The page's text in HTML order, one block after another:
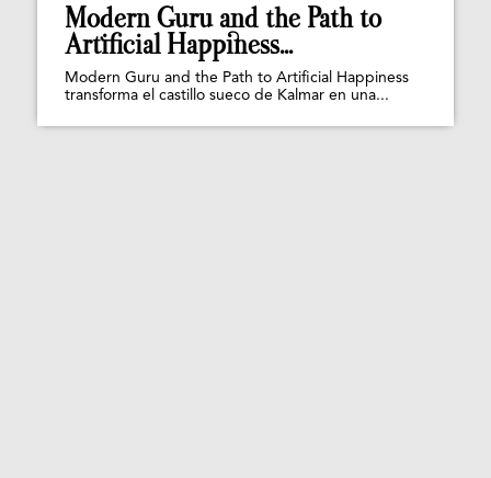
Modern Guru and the Path to
Artificial Happiness...
Modern Guru and the Path to Artificial Happiness
transforma el castillo sueco de Kalmar en una...